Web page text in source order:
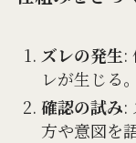
ズレの発生:
レが生じる。
確認の試み:
方や意図を